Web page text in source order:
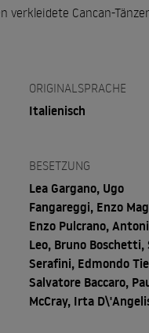
Cancan-
ORIGINALSPRACHE
Italienisch
BESETZUNG
Lea Gargano, Ugo
Fangareggi, Enzo
Enzo Pulcrano,
Leo, Bruno Boschetti,
Serafini, Edmondo
Salvatore Baccaro,
McCray, Irta